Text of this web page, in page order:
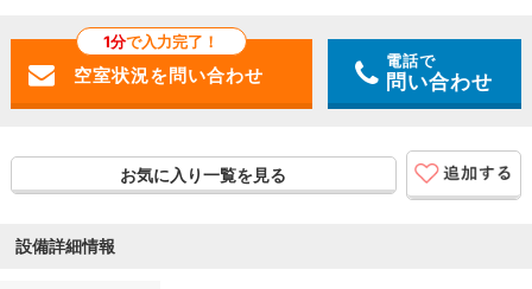
1分で入力完了！
電話で
問い合わせ
お気に入り一覧を見る
設備詳細情報